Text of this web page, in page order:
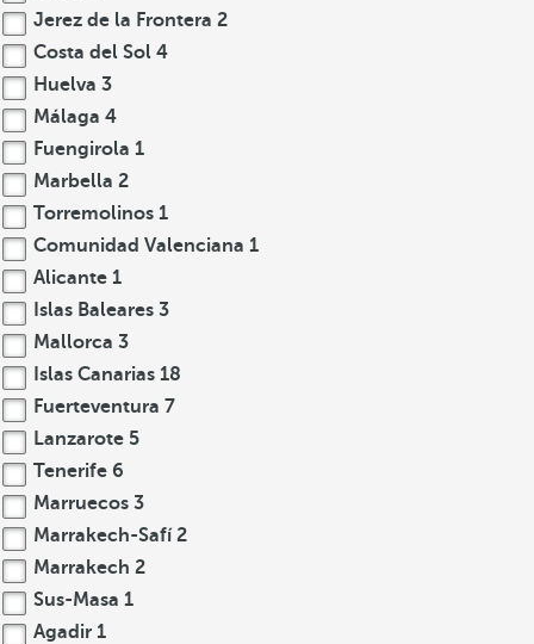
Jerez de la Frontera 2
Costa del Sol 4
Huelva 3
Málaga 4
Fuengirola 1
Marbella 2
Torremolinos 1
Comunidad Valenciana 1
Alicante 1
Islas Baleares 3
Mallorca 3
Islas Canarias 18
Fuerteventura 7
Lanzarote 5
Tenerife 6
Marruecos 3
Marrakech-Safí2
Marrakech 2
Sus-Masa 1
Agadir 1